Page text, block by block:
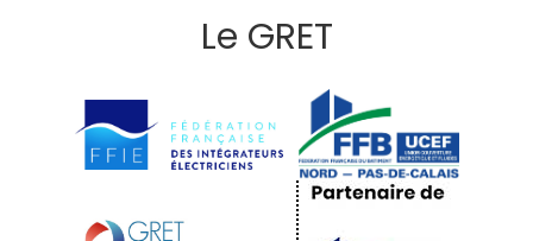
Le GRET